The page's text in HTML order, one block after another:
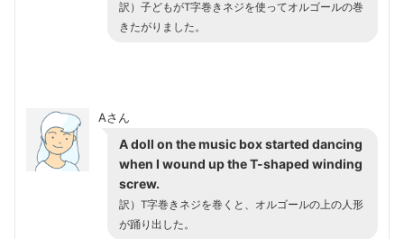
訳）子どもがT字巻きネジを使ってオルゴールの巻
きたがりました。
Aさん
A doll on the music box started dancing
when I wound up the T-shaped winding
screw.
訳）T字巻きネジを巻くと、オルゴールの上の人形
が踊り出した。